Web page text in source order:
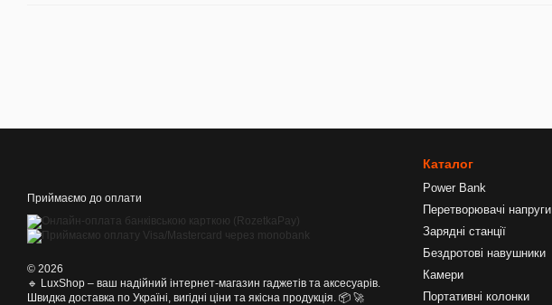
Приймаємо до оплати
© 2026
🔹 LuxShop – ваш надійний інтернет-магазин гаджетів та аксесуарів.
Швидка доставка по Україні, вигідні ціни та якісна продукція. 📦 🚀
Каталог
Power Bank
Перетворювачі напруги
Зарядні станції
Бездротові навушники
Камери
Портативні колонки